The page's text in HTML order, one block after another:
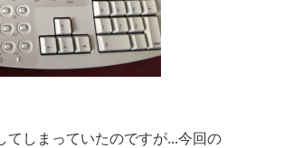
てしまっていたのですが...今回の